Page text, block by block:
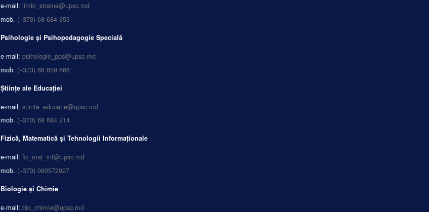
e-mail: limbi_straine@upsc.md
mob. (+373) 68 684 353
Psihologie și Psihopedagogie Specială
e-mail: psihologie_pps@upsc.md
mob. (+373) 68 659 666
Științe ale Educației
e-mail: stiinte_educatie@upsc.md
mob. (+373) 68 684 214
Fizică, Matematică și Tehnologii Informaționale
e-mail: fiz_mat_inf@upsc.md
mob. (+373) 060572927
Biologie și Chimie
e-mail: bio_chimie@upsc.md